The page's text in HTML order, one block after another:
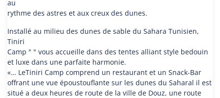
au
rythme des astres et aux creux des dunes.
Installé au milieu des dunes de sable du Sahara Tunisien,
Tiniri
Camp " " vous accueille dans des tentes alliant style bedouin
et luxe dans une parfaite harmonie.
«… LeTiniri Camp comprend un restaurant et un Snack-Bar
offrant une vue époustouflante sur les dunes du Saharal il est
situé a deux heures de route de la ville de Douz, une route